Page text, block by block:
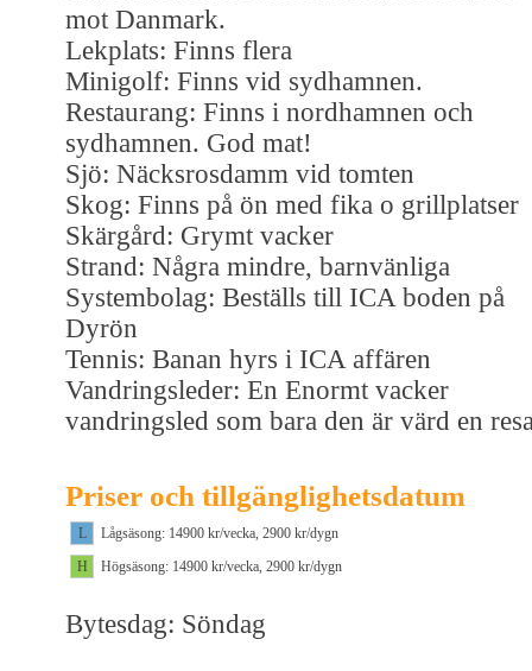
mot Danmark.
Lekplats: Finns flera
Minigolf: Finns vid sydhamnen.
Restaurang: Finns i nordhamnen och
sydhamnen. God mat!
Sjö: Näcksrosdamm vid tomten
Skog: Finns på ön med fika o grillplatser
Skärgård: Grymt vacker
Strand: Några mindre, barnvänliga
Systembolag: Beställs till ICA boden på
Dyrön
Tennis: Banan hyrs i ICA affären
Vandringsleder: En Enormt vacker
vandringsled som bara den är värd en
Priser och tillgänglighetsdatum
L
Lågsäsong: 14900 kr/vecka, 2900 kr/dygn
H
Högsäsong: 14900 kr/vecka, 2900 kr/dygn
Bytesdag: Söndag